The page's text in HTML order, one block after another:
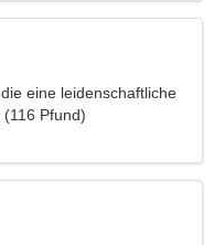
eine leidenschaftliche
Pfund)